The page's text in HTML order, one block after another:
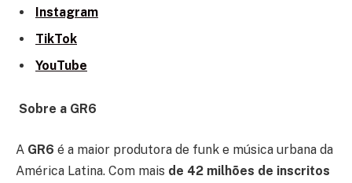
Instagram
TikTok
YouTube
Sobre a GR6
A GR6 é a maior produtora de funk e música urbana da
América Latina. Com mais de 42 milhões de inscritos